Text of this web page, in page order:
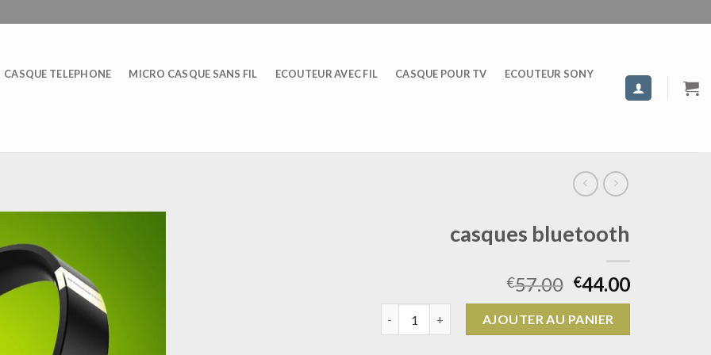
CASQUE TELEPHONE MICRO CASQUE SANS FIL ECOUTEUR AVEC FIL CASQUE POUR TV ECOUTEUR SONY
casques bluetooth
€57.00 €44.00
AJOUTER AU PANIER